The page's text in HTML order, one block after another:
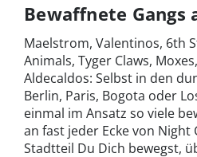
Bewaffnete Gangs
Maelstrom, Valentinos, 6th
Animals, Tyger Claws,
Aldecaldos: Selbst in den
Berlin, Paris, Bogota oder
einmal im Ansatz so viele
an fast jeder Ecke von Night
Stadtteil Du Dich bewegst,